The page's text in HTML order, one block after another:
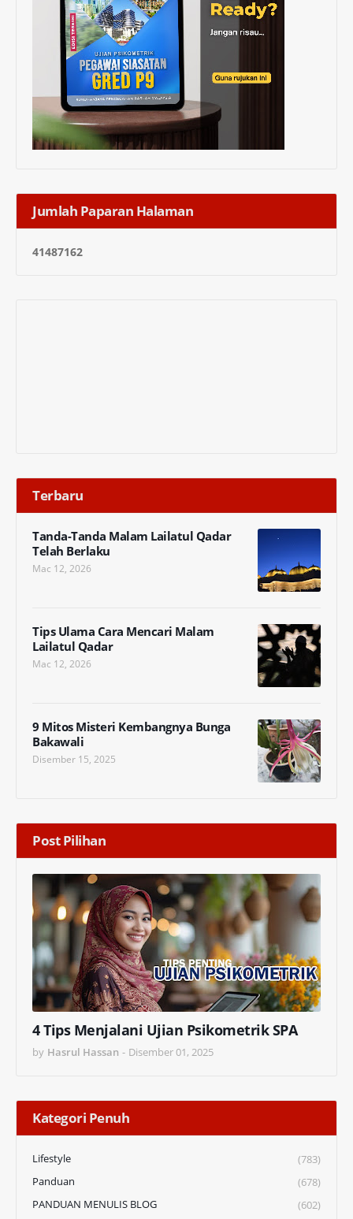
Jumlah Paparan Halaman
41487162
Terbaru
Tanda-Tanda Malam Lailatul Qadar
Telah Berlaku
Mac 12, 2026
Tips Ulama Cara Mencari Malam
Lailatul Qadar
Mac 12, 2026
9 Mitos Misteri Kembangnya Bunga
Bakawali
Disember 15, 2025
Post Pilihan
4 Tips Menjalani Ujian Psikometrik SPA
by Hasrul Hassan - Disember 01, 2025
Kategori Penuh
Lifestyle
(783)
Panduan
(678)
PANDUAN MENULIS BLOG
(602)